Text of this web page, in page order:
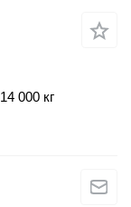
14 000 кг